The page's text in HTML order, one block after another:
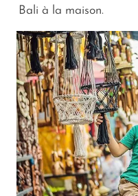
Bali à la maison.